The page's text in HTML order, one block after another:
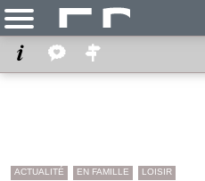
ACTUALITÉ EN FAMILLE LOISIR